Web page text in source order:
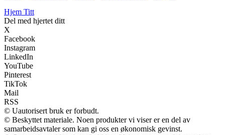
Hjem Titt
Del med hjertet ditt
X
Facebook
Instagram
LinkedIn
YouTube
Pinterest
TikTok
Mail
RSS
© Uautorisert bruk er forbudt.
© Beskyttet materiale. Noen produkter vi viser er en del av
samarbeidsavtaler som kan gi oss en økonomisk gevinst.